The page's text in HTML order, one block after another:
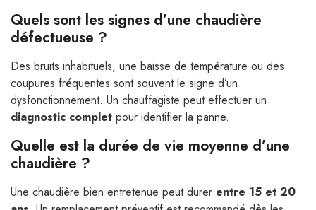
Quels sont les signes d’une chaudière
défectueuse ?
Des bruits inhabituels, une baisse de température ou des
coupures fréquentes sont souvent le signe d’un
dysfonctionnement. Un chauffagiste peut effectuer un
diagnostic complet pour identifier la panne.
Quelle est la durée de vie moyenne d’une
chaudière ?
Une chaudière bien entretenue peut durer entre 15 et 20